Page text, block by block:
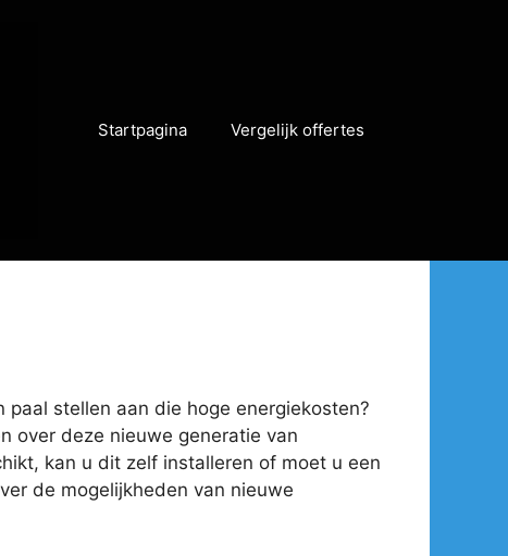
Startpagina Vergelijk offertes
stellen aan die hoge energiekosten?
over deze nieuwe generatie van
kan u dit zelf installeren of moet u een
de mogelijkheden van nieuwe